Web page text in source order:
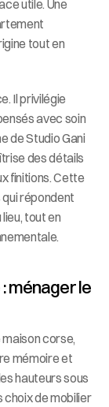
utile. Une
tout en
Il privilégie
avec soin
de Studio Gani
des détails
finitions. Cette
répondent
tout en
ménager le
corse,
mémoire et
hauteurs sous
de mobilier